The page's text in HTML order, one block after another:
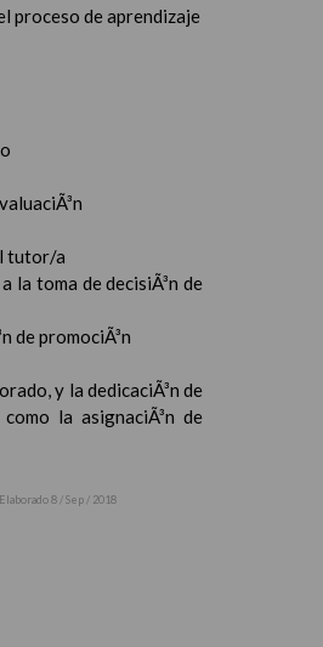
proceso de aprendizaje
tutor/a
la toma de decisiÃ³n de
de promociÃ³n
y la dedicaciÃ³n de
la asignaciÃ³n de
Elaborado 8 / Sep / 2018